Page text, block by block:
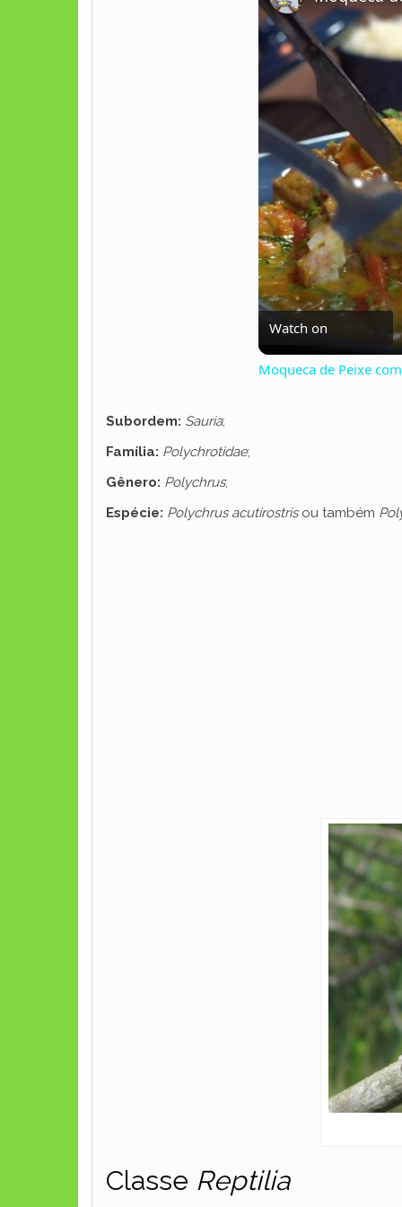
Watch on
Moqueca de Peixe
Subordem: Sauria;
Família: Polychrotidae;
Gênero: Polychrus;
Espécie: Polychrus acutirostrisou também
Classe Reptilia